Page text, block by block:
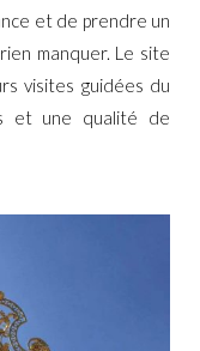
et de prendre un
manquer. Le site
visites guidées du
et une qualité de